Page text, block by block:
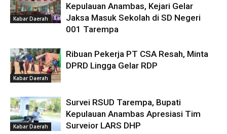
Kabar Daerah
Kepulauan Anambas, Kejari Gelar
Jaksa Masuk Sekolah di SD Negeri
001 Tarempa
Kabar Daerah
Ribuan Pekerja PT CSA Resah, Minta
DPRD Lingga Gelar RDP
Kabar Daerah
Survei RSUD Tarempa, Bupati
Kepulauan Anambas Apresiasi Tim
Surveior LARS DHP